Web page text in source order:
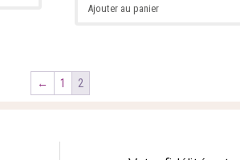
Ajouter au panier
← 1 2